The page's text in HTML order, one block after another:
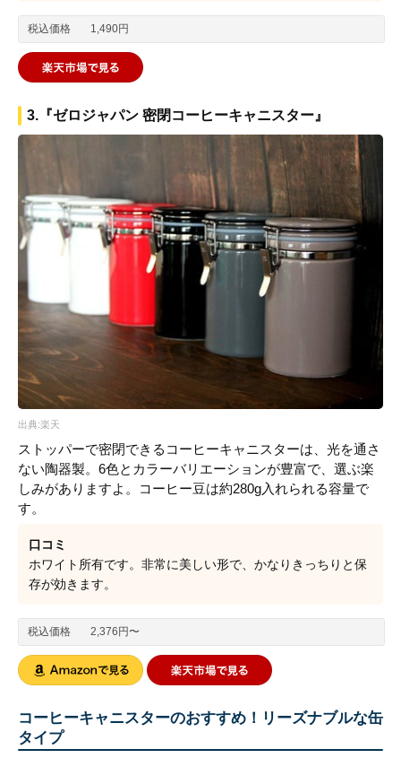
税込価格 1,490円
3.『ゼロジャパン 密閉コーヒーキャニスター』
出典:楽天
ストッパーで密閉できるコーヒーキャニスターは、光を通さ
ない陶器製。6色とカラーバリエーションが豊富で、選ぶ楽
しみがありますよ。コーヒー豆は約280g入れられる容量で
す。
口コミ
ホワイト所有です。非常に美しい形で、かなりきっちりと保
存が効きます。
税込価格 2,376円〜
コーヒーキャニスターのおすすめ！リーズナブルな缶
タイプ